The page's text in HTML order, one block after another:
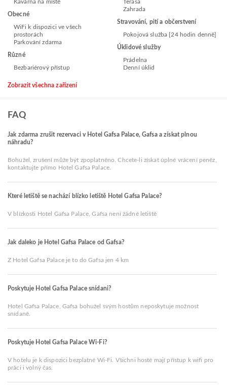
Kavárna na místě
Obecné
WiFi k dispozici ve všech
prostorách
Parkování zdarma
Různé
Bezbariérový přístup
Terasa
Zahrada
Stravování, pití a občerstvení
Pokojová služba [24 hodin denně]
Úklidové služby
Prádelna
Denní úklid
Zobrazit všechna zařízení
FAQ
Jak zdarma zrušit rezervaci v Hotel Gafsa Palace, Gafsa a získat plnou
náhradu?
Bohužel, zrušení může být zpoplatněno. Chcete-li získat úplné vrácení peněz,
kontaktujte přímo Hotel Gafsa Palace.
Které letiště se nachází blízko letiště Hotel Gafsa Palace?
V blízkosti Hotel Gafsa Palace, Gafsa není žádné letiště
Jak daleko je Hotel Gafsa Palace od Gafsa?
Z Hotel Gafsa Palace je to do Gafsa jen 4 km
Poskytuje Hotel Gafsa Palace snídani?
Hotel Gafsa Palace, Gafsa bohužel svým hostům neposkytuje možnost
snídaně.
Poskytuje Hotel Gafsa Palace Wi-Fi?
V hotelu je k dispozici bezplatné Wi-Fi. Všichni hosté mají přístup k wifi pro
práci i volný čas.